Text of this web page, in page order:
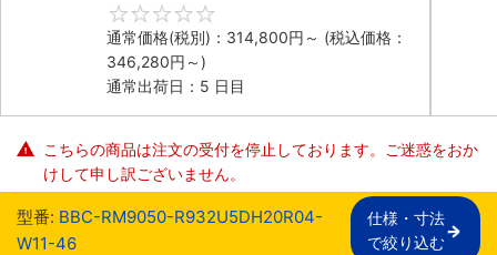
3PCIe
通常価格(税別)： 314,800円 ～ (税込価格：
346,280円 ～)
通常出荷日：5 日目
こちらの商品は注文の受付を停止しております。ご迷惑をおか
けして申し訳ございません。
型番: BBC-RM9050-R932U5DH20R04-
W11-46
仕様・寸法
で絞り込む